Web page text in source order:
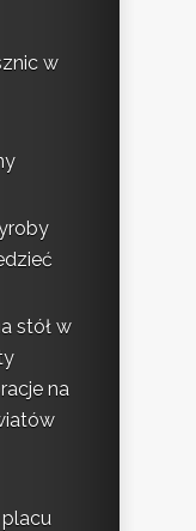
w
stół w
na